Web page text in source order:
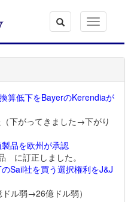
Toggle
navigation
算低下をBayerのKerendiaが
下がってきました→下がり
品を欧州が承認
に訂正しました。
Sail社を買う選択権利をJ&J
ル弱→26億ドル弱）